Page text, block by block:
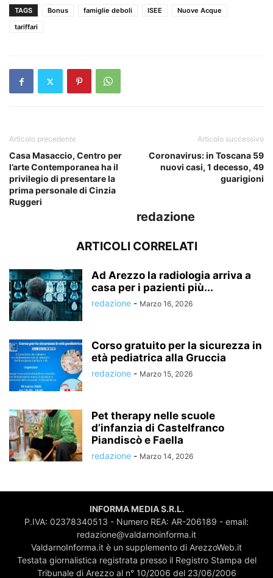
TAGS Bonus famiglie deboli ISEE
Nuove Acque
tariffari
Articolo precedente
Casa Masaccio, Centro per
l’arte Contemporanea ha il
privilegio di presentare la
prima personale di Cinzia
Ruggeri
Articolo successivo
Coronavirus: in Toscana 59
nuovi casi, 1 decesso, 49
guarigioni
redazione
ARTICOLI CORRELATI
Ad Arezzo la radiologia arriva a
casa per i pazienti più...
redazione - Marzo 16, 2026
Corso gratuito per la sicurezza in
età pediatrica alla Gruccia
redazione - Marzo 15, 2026
Pet therapy nelle scuole
d’infanzia di Castelfranco
Piandiscò e Faella
redazione - Marzo 14, 2026
INFORMA MEDIA S.R.L.
P.IVA: 02378340513 - Numero REA: AR-206189 - email:
redazione@valdarnoinforma.it
ValdarnoInforma.it è un supplemento di ArezzoWeb.it
Testata giornalistica registrata presso il Registro Stampa del
Tribunale di Arezzo al n° 10/2006 del 23/06/2006